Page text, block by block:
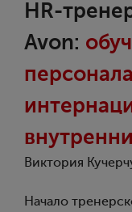
HR-
Avon:
Виктория
Начало